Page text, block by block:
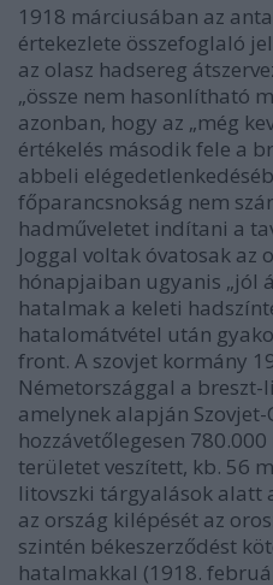
1918 márciusában az
értekezlete összefoglaló
az olasz hadsereg
„össze nem hasonlítható
azonban, hogy az „még
értékelés második fele a
abbeli
főparancsnokság nem
hadműveletet indítani a
Joggal voltak óvatosak az
hónapjaiban ugyanis „jól
hatalmak a keleti
hatalomátvétel után
front. A szovjet kormány
Németországgal a breszt-
amelynek alapján Szovjet-
hozzávetőlegesen
területet veszített, kb. 56
litovszki tárgyalások alatt
az ország kilépését az
szintén békeszerződést
hatalmakkal (1918.